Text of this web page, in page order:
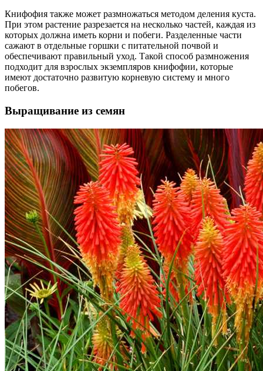
Книфофия также может размножаться методом деления куста.
При этом растение разрезается на несколько частей, каждая из
которых должна иметь корни и побеги. Разделенные части
сажают в отдельные горшки с питательной почвой и
обеспечивают правильный уход. Такой способ размножения
подходит для взрослых экземпляров книфофии, которые
имеют достаточно развитую корневую систему и много
побегов.
Выращивание из семян